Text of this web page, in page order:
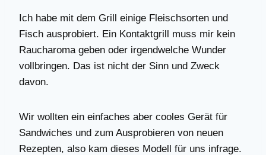
Ich habe mit dem Grill einige Fleischsorten und
Fisch ausprobiert. Ein Kontaktgrill muss mir kein
Raucharoma geben oder irgendwelche Wunder
vollbringen. Das ist nicht der Sinn und Zweck
davon.
Wir wollten ein einfaches aber cooles Gerät für
Sandwiches und zum Ausprobieren von neuen
Rezepten, also kam dieses Modell für uns infrage.